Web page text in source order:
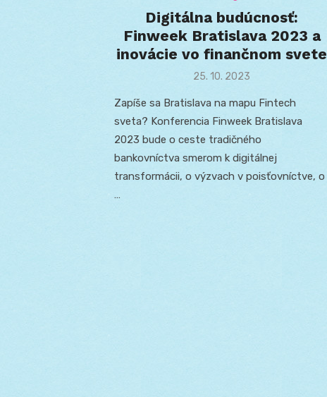
Digitálna budúcnosť:
Finweek Bratislava 2023 a
inovácie vo finančnom svete
Posted
25. 10. 2023
Zapíše sa Bratislava na mapu Fintech
sveta? Konferencia Finweek Bratislava
2023 bude o ceste tradičného
bankovníctva smerom k digitálnej
transformácii, o výzvach v poisťovníctve, o
…